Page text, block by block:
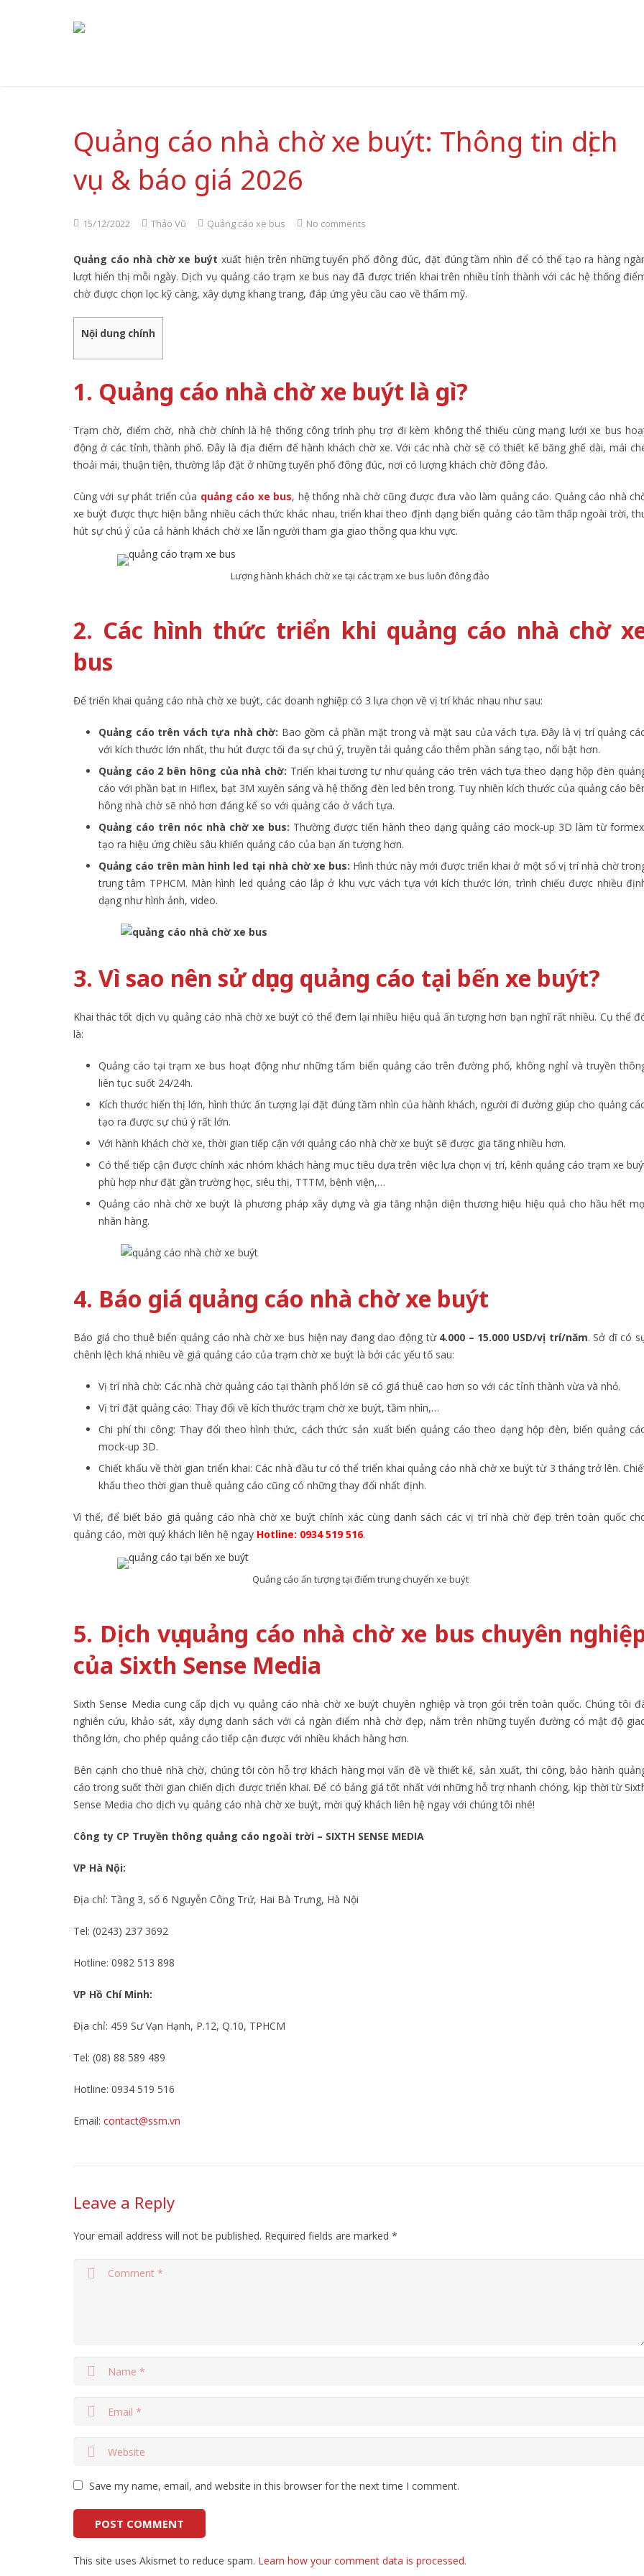
Quảng cáo nhà chờ xe buýt: Thông tin dịch
vụ & báo giá 2026
15/12/2022 Thảo Vũ Quảng cáo xe bus No comments
Quảng cáo nhà chờ xe buýt xuất hiện trên những tuyến phố đông đúc, đặt đúng tầm nhìn để có thể tạo ra hàng
lượt hiển thị mỗi ngày. Dịch vụ quảng cáo trạm xe bus nay đã được triển khai trên nhiều tỉnh thành với các hệ thống
chờ được chọn lọc kỹ càng, xây dựng khang trang, đáp ứng yêu cầu cao về thẩm mỹ.
Nội dung chính
1. Quảng cáo nhà chờ xe buýt là gì?
Trạm chờ, điểm chờ, nhà chờ chính là hệ thống công trình phụ trợ đi kèm không thể thiếu cùng mạng lưới xe bus
động ở các tỉnh, thành phố. Đây là địa điểm để hành khách chờ xe. Với các nhà chờ sẽ có thiết kế băng ghế dài, mái
thoải mái, thuận tiện, thường lắp đặt ở những tuyến phố đông đúc, nơi có lượng khách chờ đông đảo.
Cùng với sự phát triển của quảng cáo xe bus, hệ thống nhà chờ cũng được đưa vào làm quảng cáo. Quảng cáo nhà
xe buýt được thực hiện bằng nhiều cách thức khác nhau, triển khai theo định dạng biển quảng cáo tầm thấp ngoài trời,
hút sự chú ý của cả hành khách chờ xe lẫn người tham gia giao thông qua khu vực.
Lượng hành khách chờ xe tại các trạm xe bus luôn đông đảo
2. Các hình thức triển khi quảng cáo nhà chờ
bus
Để triển khai quảng cáo nhà chờ xe buýt, các doanh nghiệp có 3 lựa chọn về vị trí khác nhau như sau:
Quảng cáo trên vách tựa nhà chờ: Bao gồm cả phần mặt trong và mặt sau của vách tựa. Đây là vị trí quảng
với kích thước lớn nhất, thu hút được tối đa sự chú ý, truyền tải quảng cáo thêm phần sáng tạo, nổi bật hơn.
Quảng cáo 2 bên hông của nhà chờ: Triển khai tương tự như quảng cáo trên vách tựa theo dạng hộp đèn
cáo với phần bạt in Hiflex, bạt 3M xuyên sáng và hệ thống đèn led bên trong. Tuy nhiên kích thước của quảng cáo
hông nhà chờ sẽ nhỏ hơn đáng kể so với quảng cáo ở vách tựa.
Quảng cáo trên nóc nhà chờ xe bus: Thường được tiến hành theo dạng quảng cáo mock-up 3D làm từ
tạo ra hiệu ứng chiều sâu khiến quảng cáo của bạn ấn tượng hơn.
Quảng cáo trên màn hình led tại nhà chờ xe bus: Hình thức này mới được triển khai ở một số vị trí nhà chờ
trung tâm TPHCM. Màn hình led quảng cáo lắp ở khu vực vách tựa với kích thước lớn, trình chiếu được nhiều
dạng như hình ảnh, video.
3. Vì sao nên sử dụng quảng cáo tại bến xe buýt?
Khai thác tốt dịch vụ quảng cáo nhà chờ xe buýt có thể đem lại nhiều hiệu quả ấn tượng hơn bạn nghĩ rất nhiều. Cụ thể
là:
Quảng cáo tại trạm xe bus hoạt động như những tấm biển quảng cáo trên đường phố, không nghỉ và truyền
liên tục suốt 24/24h.
Kích thước hiển thị lớn, hình thức ấn tượng lại đặt đúng tầm nhìn của hành khách, người đi đường giúp cho quảng
tạo ra được sự chú ý rất lớn.
Với hành khách chờ xe, thời gian tiếp cận với quảng cáo nhà chờ xe buýt sẽ được gia tăng nhiều hơn.
Có thể tiếp cận được chính xác nhóm khách hàng mục tiêu dựa trên việc lựa chọn vị trí, kênh quảng cáo trạm xe
phù hợp như đặt gần trường học, siêu thị, TTTM, bệnh viện,…
Quảng cáo nhà chờ xe buýt là phương pháp xây dựng và gia tăng nhận diện thương hiệu hiệu quả cho hầu hết
nhãn hàng.
4. Báo giá quảng cáo nhà chờ xe buýt
Báo giá cho thuê biển quảng cáo nhà chờ xe bus hiện nay đang dao động từ 4.000 – 15.000 USD/vị trí/năm. Sở dĩ có
chênh lệch khá nhiều về giá quảng cáo của trạm chờ xe buýt là bởi các yếu tố sau:
Vị trí nhà chờ: Các nhà chờ quảng cáo tại thành phố lớn sẽ có giá thuê cao hơn so với các tỉnh thành vừa và nhỏ.
Vị trí đặt quảng cáo: Thay đổi về kích thước trạm chờ xe buýt, tầm nhìn,…
Chi phí thi công: Thay đổi theo hình thức, cách thức sản xuất biển quảng cáo theo dạng hộp đèn, biển quảng
mock-up 3D.
Chiết khấu về thời gian triển khai: Các nhà đầu tư có thể triển khai quảng cáo nhà chờ xe buýt từ 3 tháng trở lên.
khấu theo thời gian thuê quảng cáo cũng có những thay đổi nhất định.
Vì thế, để biết báo giá quảng cáo nhà chờ xe buýt chính xác cùng danh sách các vị trí nhà chờ đẹp trên toàn quốc
quảng cáo, mời quý khách liên hệ ngay Hotline: 0934 519 516.
Quảng cáo ấn tượng tại điểm trung chuyển xe buýt
5. Dịch vụ quảng cáo nhà chờ xe bus chuyên
của Sixth Sense Media
Sixth Sense Media cung cấp dịch vụ quảng cáo nhà chờ xe buýt chuyên nghiệp và trọn gói trên toàn quốc. Chúng tôi
nghiên cứu, khảo sát, xây dựng danh sách với cả ngàn điểm nhà chờ đẹp, nằm trên những tuyến đường có mật độ
thông lớn, cho phép quảng cáo tiếp cận được với nhiều khách hàng hơn.
Bên cạnh cho thuê nhà chờ, chúng tôi còn hỗ trợ khách hàng mọi vấn đề về thiết kế, sản xuất, thi công, bảo hành
cáo trong suốt thời gian chiến dịch được triển khai. Để có bảng giá tốt nhất với những hỗ trợ nhanh chóng, kịp thời từ
Sense Media cho dịch vụ quảng cáo nhà chờ xe buýt, mời quý khách liên hệ ngay với chúng tôi nhé!
Công ty CP Truyền thông quảng cáo ngoài trời – SIXTH SENSE MEDIA
VP Hà Nội:
Địa chỉ: Tầng 3, số 6 Nguyễn Công Trứ, Hai Bà Trưng, Hà Nội
Tel: (0243) 237 3692
Hotline: 0982 513 898
VP Hồ Chí Minh:
Địa chỉ: 459 Sư Vạn Hạnh, P.12, Q.10, TPHCM
Tel: (08) 88 589 489
Hotline: 0934 519 516
Email: contact@ssm.vn
Leave a Reply
Your email address will not be published. Required fields are marked *
Save my name, email, and website in this browser for the next time I comment.
This site uses Akismet to reduce spam. Learn how your comment data is processed.